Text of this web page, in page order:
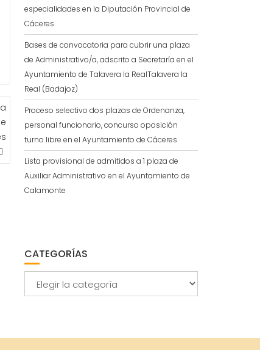
especialidades en la Diputación Provincial de
Cáceres
Bases de convocatoria para cubrir una plaza
de Administrativo/a, adscrito a Secretaría en el
Ayuntamiento de Talavera la RealTalavera la
Real (Badajoz)
Proceso selectivo dos plazas de Ordenanza,
personal funcionario, concurso oposición
turno libre en el Ayuntamiento de Cáceres
Lista provisional de admitidos a 1 plaza de
Auxiliar Administrativo en el Ayuntamiento de
Calamonte
CATEGORÍAS